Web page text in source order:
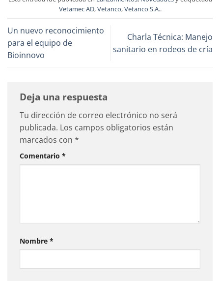
Vetamec AD,Vetanco,Vetanco S.A..
Un nuevo reconocimiento
para el equipo de
Bioinnovo
Charla Técnica: Manejo
sanitario en rodeos de cría
Deja una respuesta
Tu dirección de correo electrónico no será
publicada. Los campos obligatorios están
marcados con *
Comentario *
Nombre *